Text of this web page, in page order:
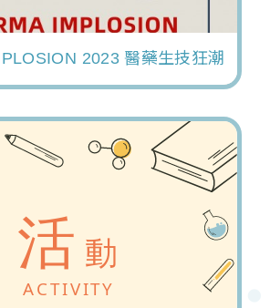
2023 醫藥生技狂潮